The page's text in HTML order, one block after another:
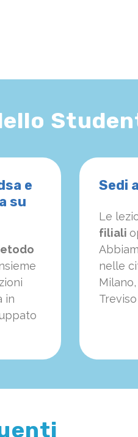
e
su
zioni
in
Sedi
Le
filiali
nelle